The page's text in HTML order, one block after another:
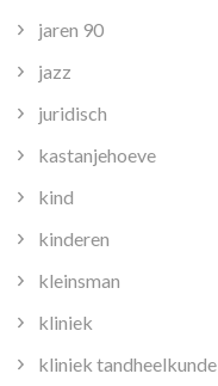
jaren 90
jazz
juridisch
kastanjehoeve
kind
kinderen
kleinsman
kliniek
kliniek tandheelkunde